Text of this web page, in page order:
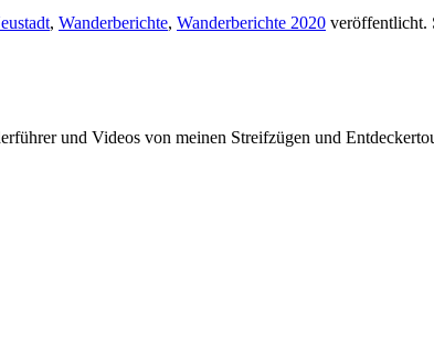
, Wanderberichte, Wanderberichte 2020 veröffentlicht.
und Videos von meinen Streifzügen und